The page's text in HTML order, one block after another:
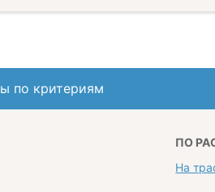
по критериям
ПО
На